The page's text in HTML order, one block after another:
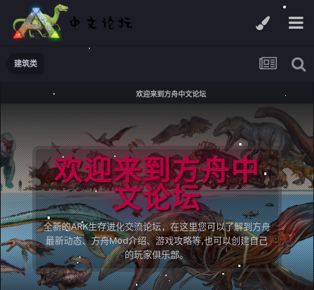
建筑类
欢迎来到方舟中文论坛
欢迎来到方舟中
文论坛
全新的ARK生存进化交流论坛，在这里您可以了解到方舟
最新动态、方舟Mod介绍、游戏攻略等,也可以创建自己
的玩家俱乐部。